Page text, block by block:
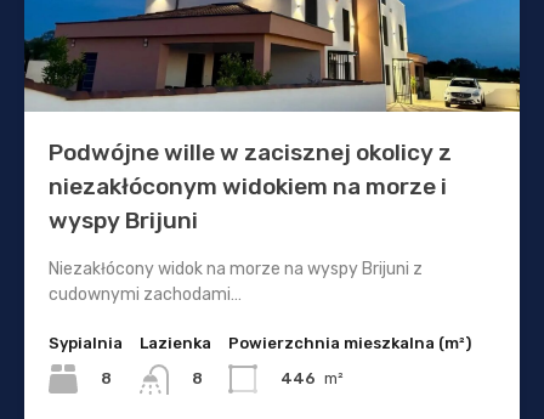
Podwójne wille w zacisznej okolicy z
niezakłóconym widokiem na morze i
wyspy Brijuni
Niezakłócony widok na morze na wyspy Brijuni z
cudownymi zachodami…
Sypialnia
8
Lazienka
8
Powierzchnia mieszkalna (m²)
446 m²